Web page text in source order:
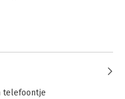
telefoontje